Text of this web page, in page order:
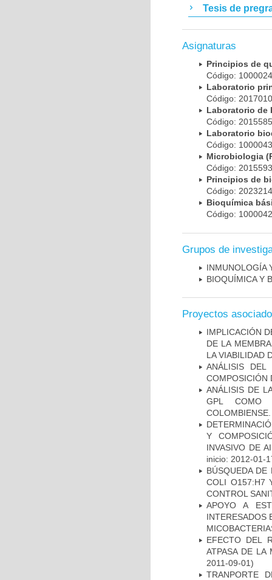
Tesis de
Asignaturas
Principios de
Código:
Laboratorio
Código:
Laboratorio de
Código:
Laboratorio
Código:
Microbiologia
Código:
Principios de
Código:
Bioquímica
Código:
Grupos de
INMUNOLOGÍA
BIOQUÍMICA Y
Proyectos
IMPLICACIÓN
DE LA
LA VIABILIDAD
ANÁLISIS DEL
COMPOSICIÓN
ANÁLISIS DE
GPL COMO
COLOMBIENSE.
Y
INVASIVO DE
inicio: 2012-01-
BÚSQUEDA DE
COLI O157:H7
CONTROL
APOYO A
INTERESADOS
EFECTO DEL
ATPASA DE LA
2011-09-01)
TRANPORTE